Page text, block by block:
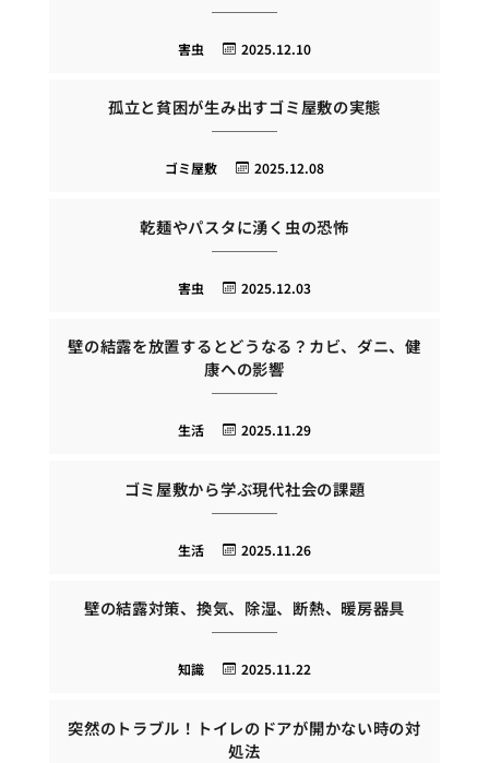
2025.12.10
害虫
孤立と貧困が生み出すゴミ屋敷の実態
2025.12.08
ゴミ屋敷
乾麺やパスタに湧く虫の恐怖
2025.12.03
害虫
壁の結露を放置するとどうなる？カビ、ダニ、健
康への影響
2025.11.29
生活
ゴミ屋敷から学ぶ現代社会の課題
2025.11.26
生活
壁の結露対策、換気、除湿、断熱、暖房器具
2025.11.22
知識
突然のトラブル！トイレのドアが開かない時の対
処法